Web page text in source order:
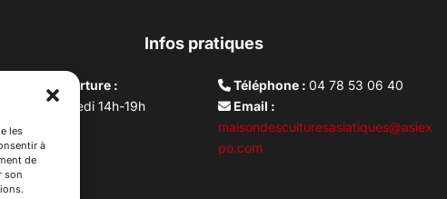
les
à
de
son
Infos pratiques
d’ouverture :
au vendredi 14h-19h
10h –17h
lundi
Téléphone :04 78 53 06 40
Email :
maisondesculturesasiatiques@asiex
po.com